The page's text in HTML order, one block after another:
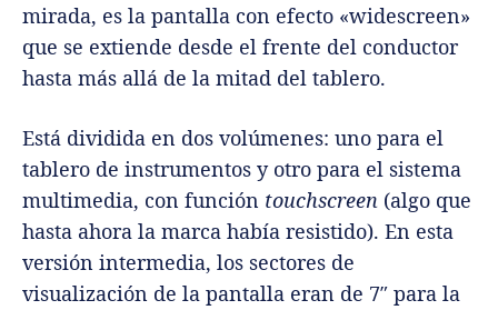
mirada, es la pantalla con efecto «widescreen»
que se extiende desde el frente del conductor
hasta más allá de la mitad del tablero.
Está dividida en dos volúmenes: uno para el
tablero de instrumentos y otro para el sistema
multimedia, con función touchscreen (algo que
hasta ahora la marca había resistido). En esta
versión intermedia, los sectores de
visualización de la pantalla eran de 7″ para la